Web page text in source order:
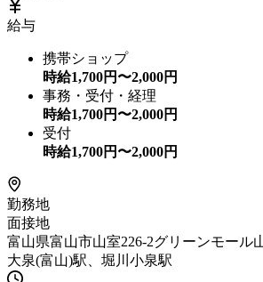
給与
携帯ショップ
時給1,700円〜2,000円
事務・受付・経理
時給1,700円〜2,000円
受付
時給1,700円〜2,000円
勤務地
面接地
富山県富山市山室226-2グリーンモール
大泉(富山)駅、堀川小泉駅